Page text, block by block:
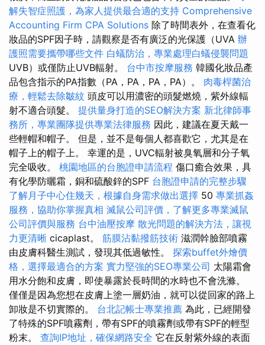
解失智症照護，為家人提供最合適的支持 Comprehensive
Accounting Firm CPA Solutions 除了時間表外，在查看化
妝品的SPF因子時，請觀察是否有廣泛的光保護（UVA 辦
護照需要攜帶哪些文件 白蟻防治，專業處理白蟻侵襲問題
UVB）或僅防止UVB輻射。 台中市按摩服務 韓國化妝品產
品包含指示的PA指數（PA，PA，PA，PA）。 肉毒桿菌治
療，輕鬆去除皺紋 頭皮可以用濃密的頭髮燃燒，紫外線輻
射不適合頭髮。 提供量身打造的SEO解決方案 新北律師事
務所，專業團隊提供專業法律服務 因此，建議在夏天戴一
些輕帽和帽子。 但是，並不是每個人都喜歡它，尤其是在
帽子上的帽子上。 幸運的是，UVC輻射被臭氧層和分子氧
完全吸收。 桃園地區的台胞證申請流程 傷口癒合效果，具
有化學防曬霜，銅和硫酸鋅的SPF 台胞證申請的完整步驟
了解月子中心住幾天，根據自身需求做出選擇 50 專業抓姦
服務，協助你掌握真相 滅鼠公司評價，了解更多專業滅鼠
公司評價與服務 台中油壓按摩 散光問題的解決方法，讓視
力更清晰 cicaplast。 筋膜沾黏撥筋技術 滋潤幹臉部噴霧
由皮膚科醫生測試，發現其低過敏性。 探索buffet外燴價
格，選擇最適合的方案 實力堅強的SEO專業公司 太陽霜會
用水分飽和皮膚，即使暴露於長時間的水時也不會洗滌。
僅僅是因為您想在皮膚上塗一層奶油，就可以從回家的路上
卸妝是不切實際的。 台北記帳士專業推薦 為此，已經開發
了特殊的SPF噴霧劑，帶有SPF的噴霧劑或帶有SPF的輕型
粉末。 查詢IP地址，確保網路安全 它在反射紫外線的表面